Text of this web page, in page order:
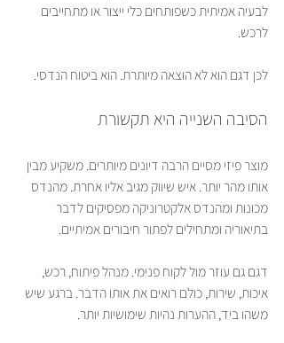
לבעיה אמיתית כשפותחים כלי ייצור או מתחייבים
לרכש.
לכן דגם הוא לא הוצאה מיותרת. הוא ביטוח הנדסי.
הסיבה השנייה היא תקשורת
מוצר פיזי מסיים הרבה דיונים מיותרים. משקיע מבין
אותו מהר יותר. איש שיווק מגיב אליו אחרת. מהנדס
מכונות ומהנדס אלקטרוניקה מפסיקים לדבר
בתיאוריה ומתחילים לפתור חיבורים אמיתיים.
דגם גם עוזר מול לקוח פנימי. מנהל פיתוח, רכש,
איכות, שירות, כולם רואים את אותו הדבר. ברגע שיש
משהו ביד, ההערות נהיות שימושיות יותר.